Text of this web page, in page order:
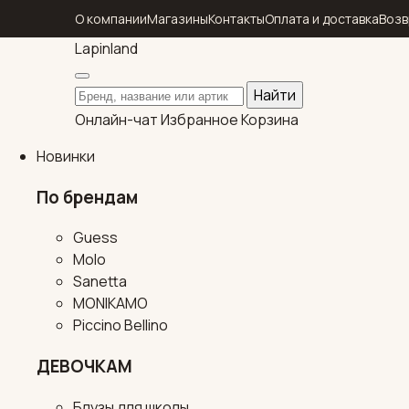
О компанииМагазиныКонтактыОплата и доставка
Lapinland
Поиск по каталогу
Найти
Онлайн-чатИзбранноеКорзина
Новинки
По брендам
Guess
Molo
Sanetta
MONIKAMO
Piccino Bellino
ДЕВОЧКАМ